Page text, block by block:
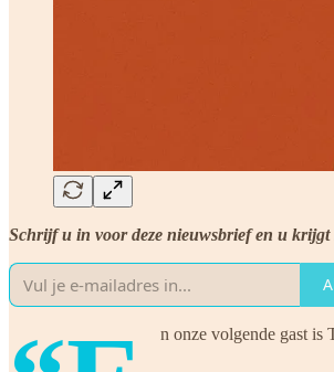
Schrijf u in voor deze nieuwsbrief en u krijgt
n onze volgende gast is